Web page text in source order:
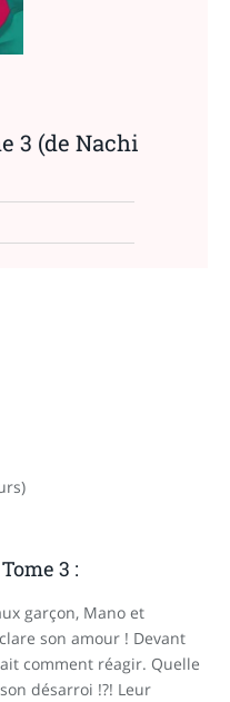
3 (de Nachi
3 :
garçon, Mano et
son amour ! Devant
comment réagir. Quelle
désarroi !?! Leur